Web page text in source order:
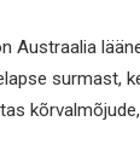
Austraalia
surmast,